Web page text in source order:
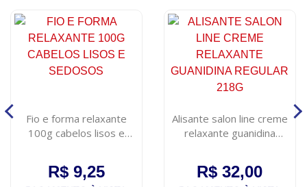
Fio e forma relaxante
100g cabelos lisos e
R$ 9,25
Alisante salon line creme
relaxante guanidina
R$ 32,00